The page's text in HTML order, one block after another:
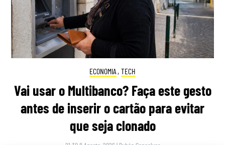
ECONOMIA , TECH
Vai usar o Multibanco? Faça este gesto
antes de inserir o cartão para evitar
que seja clonado